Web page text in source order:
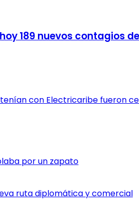
189 nuevos contagios
con Electricaribe fueron
por un zapato
ruta diplomática y comercial